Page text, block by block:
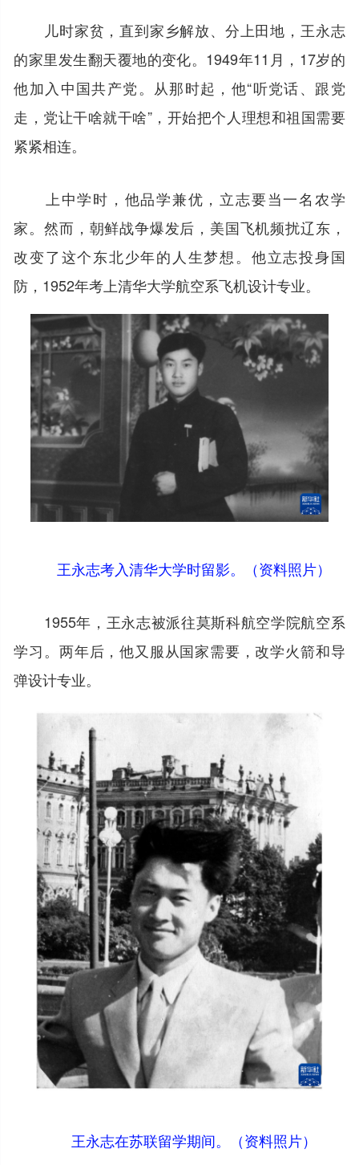
儿时家贫，直到家乡解放、分上田地，王永志
的家里发生翻天覆地的变化。1949年11月，17岁的
他加入中国共产党。从那时起，他“听党话、跟党
走，党让干啥就干啥”，开始把个人理想和祖国需要
紧紧相连。
上中学时，他品学兼优，立志要当一名农学
家。然而，朝鲜战争爆发后，美国飞机频扰辽东，
改变了这个东北少年的人生梦想。他立志投身国
防，1952年考上清华大学航空系飞机设计专业。
王永志考入清华大学时留影。（资料照片）
1955年，王永志被派往莫斯科航空学院航空系
学习。两年后，他又服从国家需要，改学火箭和导
弹设计专业。
王永志在苏联留学期间。（资料照片）